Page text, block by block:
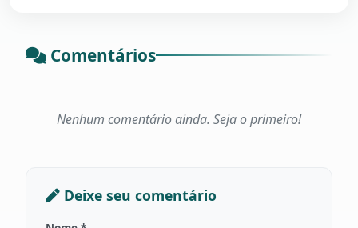
Comentários
Nenhum comentário ainda. Seja o primeiro!
Deixe seu comentário